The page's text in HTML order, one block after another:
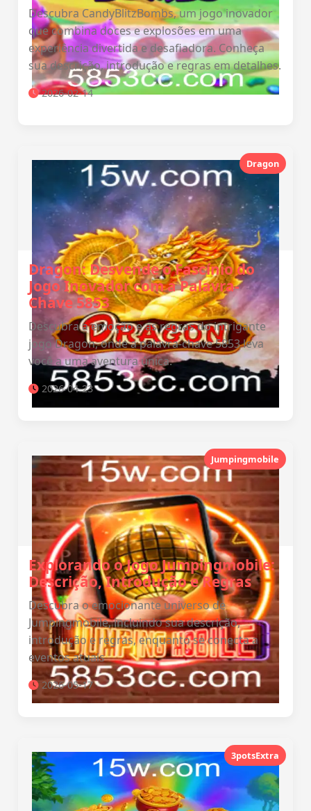
Descubra CandyBlitzBombs, um jogo inovador
que combina doces e explosões em uma
experiência divertida e desafiadora. Conheça
sua descrição, introdução e regras em detalhes.
2026-02-14
Dragon
Dragon: Desvende o Fascínio do
Jogo Inovador com a Palavra-
Chave 5853
Descubra a emoção e as regras do intrigante
jogo Dragon, onde a palavra-chave 5853 leva
você a uma aventura única.
2026-04-23
Jumpingmobile
Explorando o Jogo Jumpingmobile:
Descrição, Introdução e Regras
Descubra o emocionante universo de
Jumpingmobile, incluindo sua descrição,
introdução e regras, enquanto se conecta a
eventos atuais
2026-05-17
3potsExtra